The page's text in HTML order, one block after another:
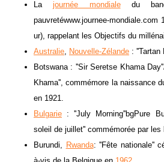
Lajournée mondialedu
pauvretéwww.journee-
ur), rappelant les Objectifs du
Australie, Nouvelle-Zélande : ''Tartan
Botswana : ''Sir Seretse Khama
Khama'', commémore la naissance
en 1921.
Bulgarie : ''July Morning''bgPure
soleil de juillet'' commémorée par
Burundi, Rwanda: ''Fête nationale''